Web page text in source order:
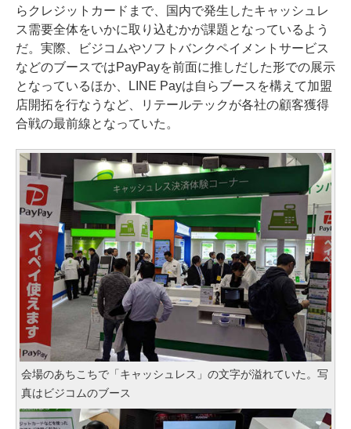
らクレジットカードまで、国内で発生したキャッシュレ
ス需要全体をいかに取り込むかが課題となっているよう
だ。実際、ビジコムやソフトバンクペイメントサービス
などのブースではPayPayを前面に推しだした形での展示
となっているほか、LINE Payは自らブースを構えて加盟
店開拓を行なうなど、リテールテックが各社の顧客獲得
合戦の最前線となっていた。
会場のあちこちで「キャッシュレス」の文字が溢れていた。写
真はビジコムのブース